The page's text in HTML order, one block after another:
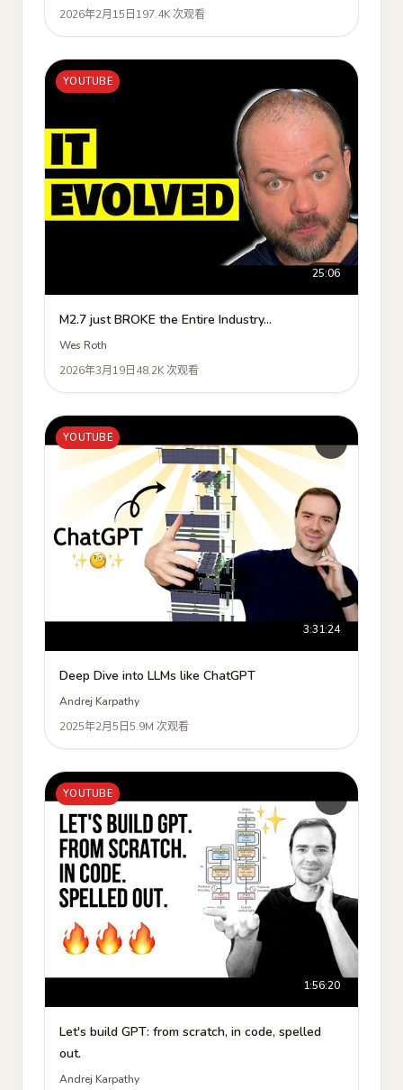
2026年2月15日 197.4K 次观看
YOUTUBE
25:06
M2.7 just BROKE the Entire Industry...
Wes Roth
2026年3月19日 48.2K 次观看
YOUTUBE
3:31:24
Deep Dive into LLMs like ChatGPT
Andrej Karpathy
2025年2月5日5.9M 次观看
YOUTUBE
1:56:20
Let's build GPT: from scratch, in code, spelled
out.
Andrej Karpathy